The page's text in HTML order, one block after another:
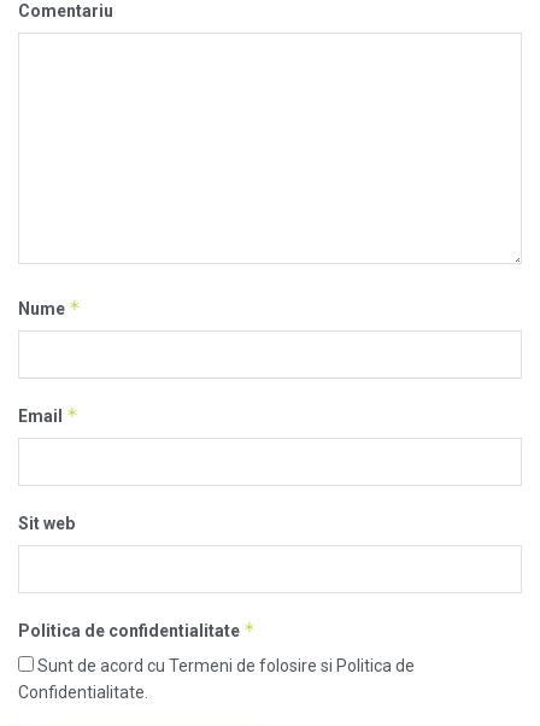
Comentariu
Nume *
Email *
Sit web
Politica de confidentialitate *
Sunt de acord cu Termeni de folosire si Politica de
Confidentialitate.